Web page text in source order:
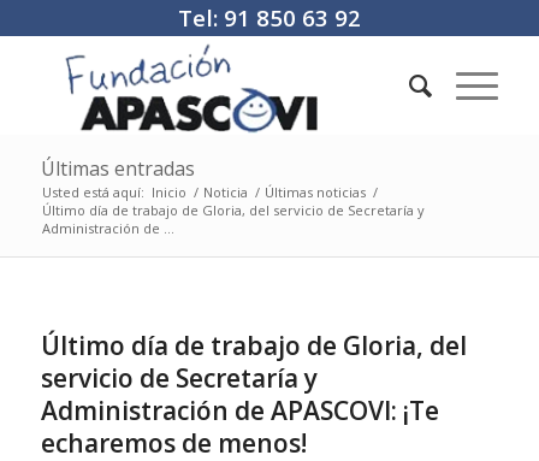
Tel: 91 850 63 92
Últimas entradas
Usted está aquí: Inicio / Noticia / Últimas noticias /
Último día de trabajo de Gloria, del servicio de Secretaría y
Administración de ...
Último día de trabajo de Gloria, del
servicio de Secretaría y
Administración de APASCOVI: ¡Te
echaremos de menos!